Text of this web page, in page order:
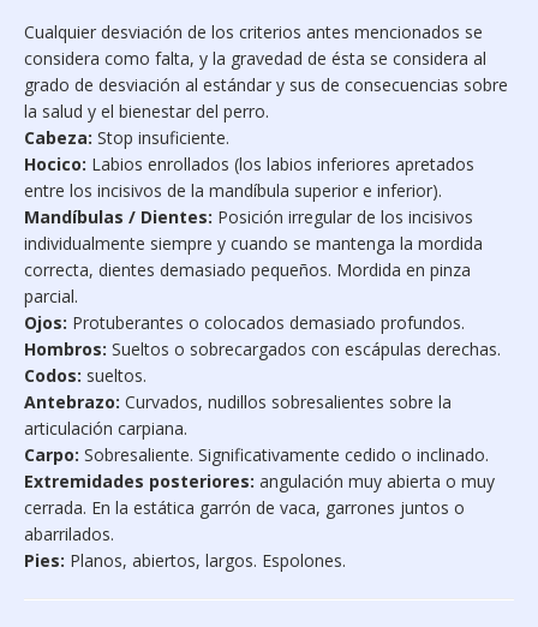
Cualquier desviación de los criterios antes mencionados se
considera como falta, y la gravedad de ésta se considera al
grado de desviación al estándar y sus de consecuencias sobre
la salud y el bienestar del perro.
Cabeza: Stop insuficiente.
Hocico: Labios enrollados (los labios inferiores apretados
entre los incisivos de la mandíbula superior e inferior).
Mandíbulas / Dientes: Posición irregular de los incisivos
individualmente siempre y cuando se mantenga la mordida
correcta, dientes demasiado pequeños. Mordida en pinza
parcial.
Ojos: Protuberantes o colocados demasiado profundos.
Hombros: Sueltos o sobrecargados con escápulas derechas.
Codos: sueltos.
Antebrazo: Curvados, nudillos sobresalientes sobre la
articulación carpiana.
Carpo: Sobresaliente. Significativamente cedido o inclinado.
Extremidades posteriores: angulación muy abierta o muy
cerrada. En la estática garrón de vaca, garrones juntos o
abarrilados.
Pies: Planos, abiertos, largos. Espolones.